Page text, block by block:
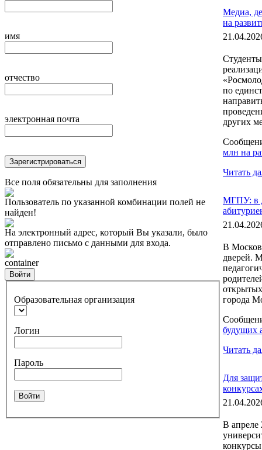
имя
отчество
электронная почта
Зарегистрироваться
Все поля обязательны для заполнения
Пользователь по указанной комбинации полей не
найден!
На электронный адрес, который Вы указали, было
отправлено письмо с данными для входа.
container
Войти
Образовательная организация
Логин
Пароль
Войти
Медиа,
на
по
других
млн на
Читать
МГПУ: в
В
дверей.
города
будущих
Читать
Для
В апреле